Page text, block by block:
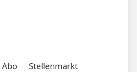
Abo Stellenmarkt